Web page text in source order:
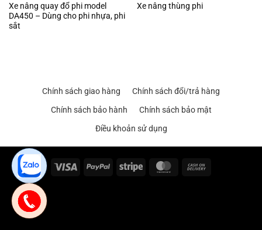
Xe nâng quay đổ phi model
DA450 – Dùng cho phi nhựa, phi
sắt
Xe nâng thùng phi
Chính sách giao hàng
Chính sách đổi/trả hàng
Chính sách bảo hành
Chính sách bảo mật
Điều khoản sử dụng
Visa PayPal Stripe MasterCard